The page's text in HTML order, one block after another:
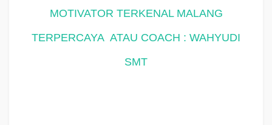
MOTIVATOR TERKENAL MALANG
TERPERCAYA ATAU COACH : WAHYUDI
SMT